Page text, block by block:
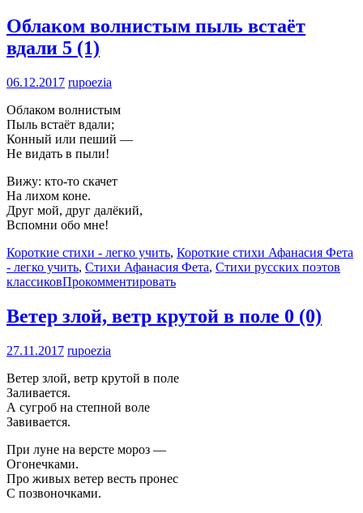
Облаком волнистым пыль встаёт
вдали 5 (1)
06.12.2017 rupoezia
Облаком волнистым
Пыль встаёт вдали;
Конный или пеший —
Не видать в пыли!
Вижу: кто-то скачет
На лихом коне.
Друг мой, друг далёкий,
Вспомни обо мне!
Короткие стихи - легко учить, Короткие стихи Афанасия Фета
- легко учить, Стихи Афанасия Фета, Стихи русских поэтов
классиковПрокомментировать
Ветер злой, ветр крутой в поле 0 (0)
27.11.2017 rupoezia
Ветер злой, ветр крутой в поле
Заливается.
А сугроб на степной воле
Завивается.
При луне на версте мороз —
Огонечками.
Про живых ветер весть пронес
С позвоночками.